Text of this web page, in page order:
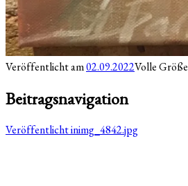
Veröffentlicht am02.09.2022Volle Größe
Beitragsnavigation
Veröffentlicht inimg_4842.jpg